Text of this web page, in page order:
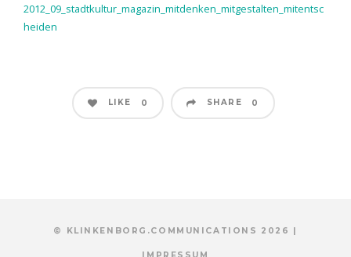
2012_09_stadtkultur_magazin_mitdenken_mitgestalten_mitentsc
heiden
LIKE 0 SHARE 0
© KLINKENBORG.COMMUNICATIONS 2026 |
IMPRESSUM